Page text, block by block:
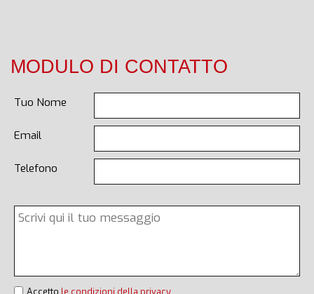
MODULO DI CONTATTO
Tuo Nome
Email
Telefono
Accetto le condizioni della privacy